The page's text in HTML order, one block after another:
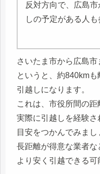
反対方向で、広島
しの予定がある人も
さいたま市から広島
というと、約840km
引越しになります。
これは、市役所間の距
実際に引越しを経験
目安をつかんでみまし
長距離が得意な業者
より安く引越できる